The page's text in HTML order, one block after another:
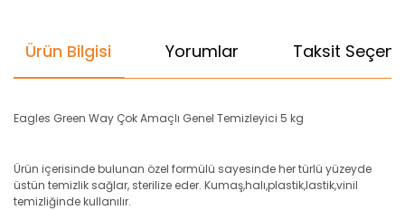
Ürün Bilgisi Yorumlar Taksit
Eagles Green Way Çok Amaçlı Genel Temizleyici 5 kg
Ürün içerisinde bulunan özel formülü sayesinde her türlü yüzeyde
üstün temizlik sağlar, sterilize eder. Kumaş,halı,plastik,lastik,vinil
temizliğinde kullanılır.